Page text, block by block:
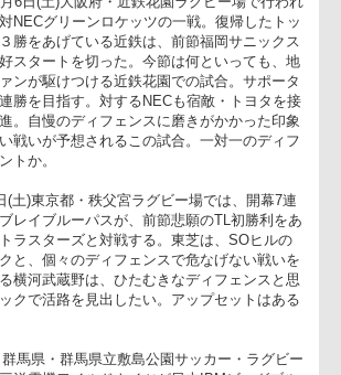
の強みを存分に発揮し、東海地区のラグビー
。
月6日(土)大阪府・近鉄花園ラグビー場で行わ
対NECグリーンロケッツの一戦。復帰したト
３勝をあげている近鉄は、前節福岡サニック
好スタートを切った。今節は何といっても、
ァンが駆けつける近鉄花園での試合。サポー
進。自慢のディフェンスに磨きがかかった印
い戦いが予想されるこの試合。一対一のディ
ントか。
6日(土)東京都・秩父宮ラグビー場では、開幕7
ブレイブルーパスが、前節悲願のTL初勝利を
クと、個々のディフェンスで危なげない戦い